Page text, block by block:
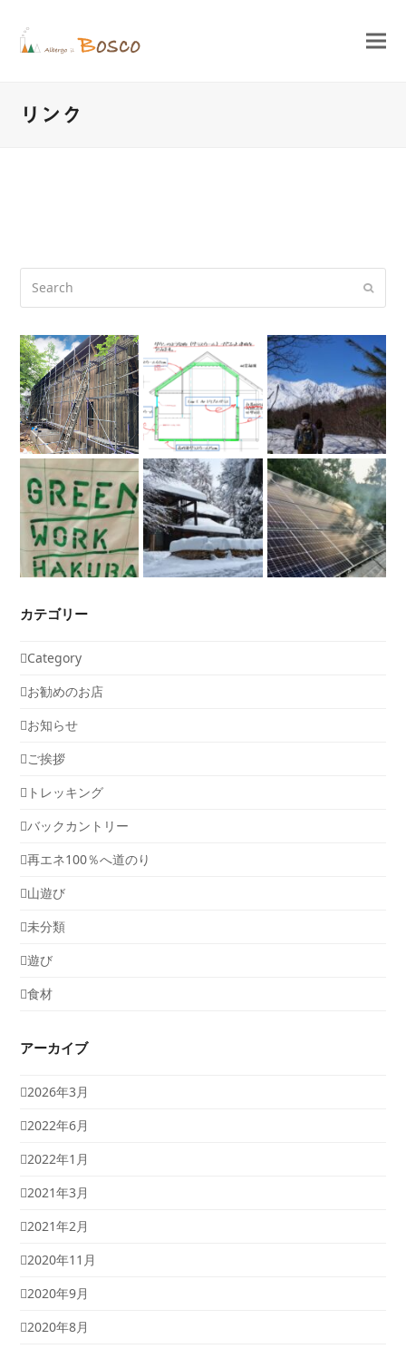
リンク
カテゴリー
Category
お勧めのお店
お知らせ
ご挨拶
トレッキング
バックカントリー
再エネ100％へ道のり
山遊び
未分類
遊び
食材
アーカイブ
2026年3月
2022年6月
2022年1月
2021年3月
2021年2月
2020年11月
2020年9月
2020年8月